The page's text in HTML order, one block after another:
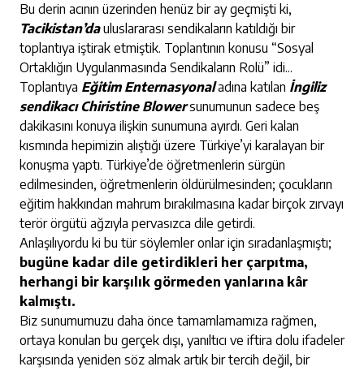
Bu derin acının üzerinden henüz bir ay geçmişti ki,
Tacikistan’dauluslararası sendikaların katıldığı bir
toplantıya iştirak etmiştik. Toplantının konusu “Sosyal
Ortaklığın Uygulanmasında Sendikaların Rolü” idi...
Toplantıya Eğitim Enternasyonaladına katılan İngiliz
sendikacı Chiristine Blowersunumunun sadece beş
dakikasını konuya ilişkin sunumuna ayırdı. Geri kalan
kısmında hepimizin alıştığı üzere Türkiye’yi karalayan bir
konuşma yaptı. Türkiye’de öğretmenlerin sürgün
edilmesinden, öğretmenlerin öldürülmesinden; çocukların
eğitim hakkından mahrum bırakılmasına kadar birçok zırvayı
terör örgütü ağzıyla pervasızca dile getirdi.
Anlaşılıyordu ki bu tür söylemler onlar için sıradanlaşmıştı;
bugüne kadar dile getirdikleri her çarpıtma,
herhangi bir karşılık görmeden yanlarına kâr
kalmıştı.
Biz sunumumuzu daha önce tamamlamamıza rağmen,
ortaya konulan bu gerçek dışı, yanıltıcı ve iftira dolu ifadeler
karşısında yeniden söz almak artık bir tercih değil, bir